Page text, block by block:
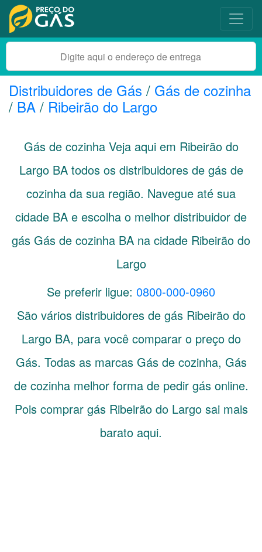
Distribuidores de Gás / Gás de cozinha
/ BA / Ribeirão do Largo
Gás de cozinha Veja aqui em Ribeirão do
Largo BAtodos os distribuidores de gás de
cozinha da sua região. Navegue até sua
cidade BA e escolha o melhor distribuidor de
gás Gás de cozinha BA na cidade Ribeirão do
Largo
Se preferir ligue: 0800-000-0960
São vários distribuidores de gás Ribeirão do
Largo BA, para você comparar o preço do
Gás. Todas as marcas Gás de cozinha, Gás
de cozinha melhor forma de pedir gás online.
Pois comprar gás Ribeirão do Largo sai mais
barato aqui.